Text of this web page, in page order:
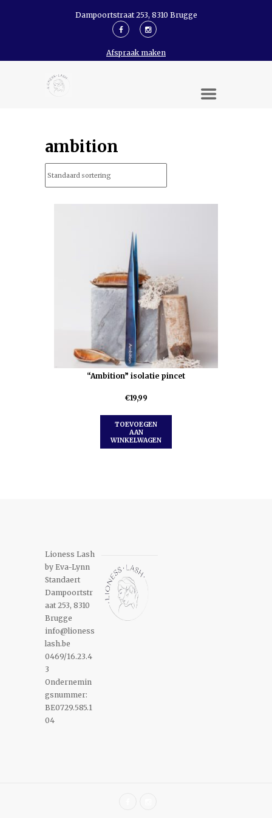
Dampoortstraat 253, 8310 Brugge
Afspraak maken
ambition
“Ambition” isolatie pincet
€19,99
TOEVOEGEN
AAN
WINKELWAGEN
Lioness Lash
by Eva-Lynn
Standaert
Dampoortstr
aat 253, 8310
Brugge
info@lioness
lash.be
0469/16.23.4
3
Ondernemin
gsnummer:
BE0729.585.1
04